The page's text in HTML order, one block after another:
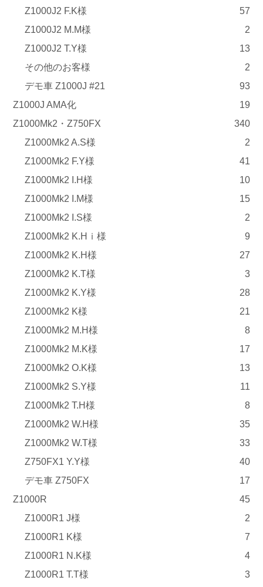
Z1000J2 F.K様
57
Z1000J2 M.M様
2
Z1000J2 T.Y様
13
その他のお客様
2
デモ車 Z1000J #21
93
Z1000J AMA化
19
Z1000Mk2・Z750FX
340
Z1000Mk2 A.S様
2
Z1000Mk2 F.Y様
41
Z1000Mk2 I.H様
10
Z1000Mk2 I.M様
15
Z1000Mk2 I.S様
2
Z1000Mk2 K.Hｉ様
9
Z1000Mk2 K.H様
27
Z1000Mk2 K.T様
3
Z1000Mk2 K.Y様
28
Z1000Mk2 K様
21
Z1000Mk2 M.H様
8
Z1000Mk2 M.K様
17
Z1000Mk2 O.K様
13
Z1000Mk2 S.Y様
11
Z1000Mk2 T.H様
8
Z1000Mk2 W.H様
35
Z1000Mk2 W.T様
33
Z750FX1 Y.Y様
40
デモ車 Z750FX
17
Z1000R
45
Z1000R1 J様
2
Z1000R1 K様
7
Z1000R1 N.K様
4
Z1000R1 T.T様
3